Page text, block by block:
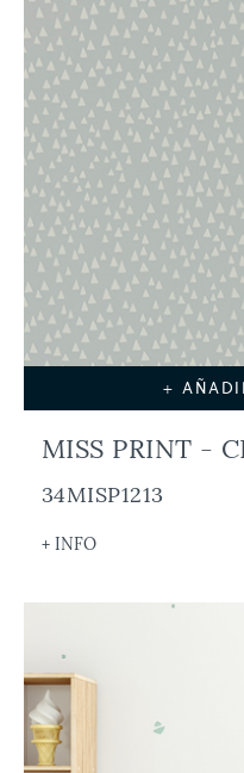
+
MISS PRINT -
34MISP1213
+ INFO